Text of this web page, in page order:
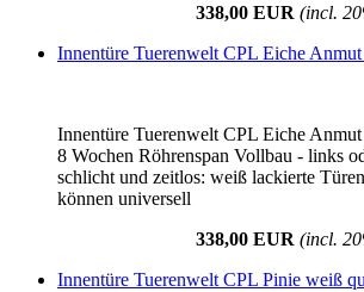
338,00 EUR (incl.
Innentüre Tuerenwelt CPL Eiche
Innentüre Tuerenwelt CPL Eiche
8 Wochen Röhrenspan Vollbau - links
schlicht und zeitlos: weiß lackierte
können universell
338,00 EUR (incl.
Innentüre Tuerenwelt CPL Pinie weiß